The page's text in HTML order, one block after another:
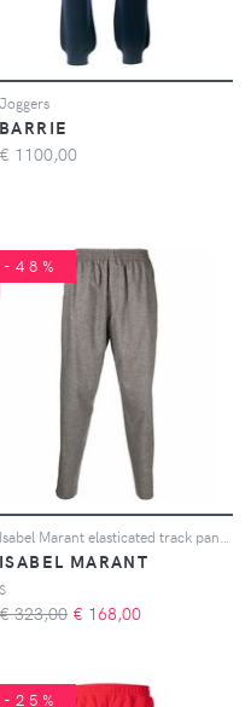
Joggers
BARRIE
€ 1100,00
-48%
ISABEL MARANT
S
€ 323,00 € 168,00
-25%